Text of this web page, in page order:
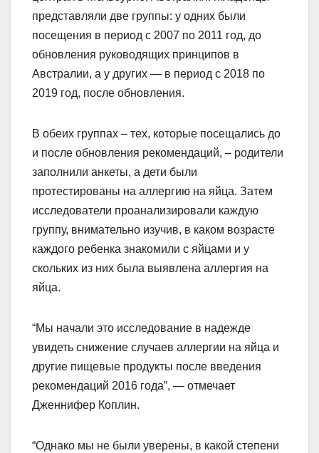
представляли две группы: у одних были
посещения в период с 2007 по 2011 год, до
обновления руководящих принципов в
Австралии, а у других — в период с 2018 по
2019 год, после обновления.
В обеих группах – тех, которые посещались до
и после обновления рекомендаций, – родители
заполнили анкеты, а дети были
протестированы на аллергию на яйца. Затем
исследователи проанализировали каждую
группу, внимательно изучив, в каком возрасте
каждого ребенка знакомили с яйцами и у
скольких из них была выявлена аллергия на
яйца.
“Мы начали это исследование в надежде
увидеть снижение случаев аллергии на яйца и
другие пищевые продукты после введения
рекомендаций 2016 года”, — отмечает
Дженнифер Коплин.
“Однако мы не были уверены, в какой степени